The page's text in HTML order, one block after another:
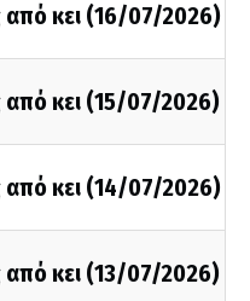
κει (16/07/2026)
κει (15/07/2026)
κει (14/07/2026)
κει (13/07/2026)